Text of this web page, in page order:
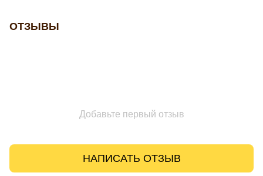
ОТЗЫВЫ
Добавьте первый отзыв
НАПИСАТЬ ОТЗЫВ